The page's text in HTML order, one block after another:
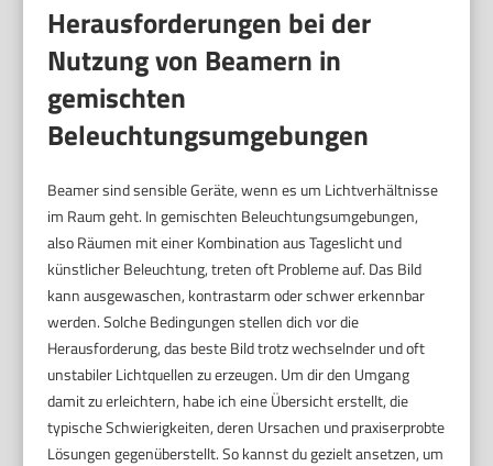
Herausforderungen bei der
Nutzung von Beamern in
gemischten
Beleuchtungsumgebungen
Beamer sind sensible Geräte, wenn es um Lichtverhältnisse
im Raum geht. In gemischten Beleuchtungsumgebungen,
also Räumen mit einer Kombination aus Tageslicht und
künstlicher Beleuchtung, treten oft Probleme auf. Das Bild
kann ausgewaschen, kontrastarm oder schwer erkennbar
werden. Solche Bedingungen stellen dich vor die
Herausforderung, das beste Bild trotz wechselnder und oft
unstabiler Lichtquellen zu erzeugen. Um dir den Umgang
damit zu erleichtern, habe ich eine Übersicht erstellt, die
typische Schwierigkeiten, deren Ursachen und praxiserprobte
Lösungen gegenüberstellt. So kannst du gezielt ansetzen, um